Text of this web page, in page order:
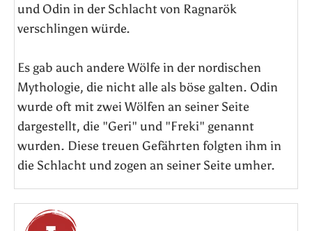
und Odin in der Schlacht von Ragnarök
verschlingen würde.
Es gab auch andere Wölfe in der nordischen
Mythologie, die nicht alle als böse galten. Odin
wurde oft mit zwei Wölfen an seiner Seite
dargestellt, die "Geri" und "Freki" genannt
wurden. Diese treuen Gefährten folgten ihm in
die Schlacht und zogen an seiner Seite umher.